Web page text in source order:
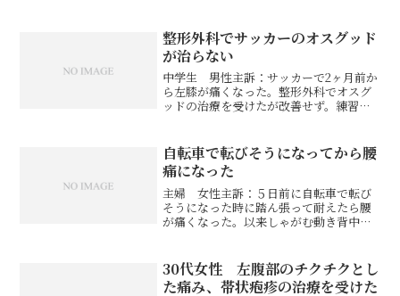
治るかも」と、そのままにしている方は
とても多いです。でも実は...
整形外科でサッカーのオスグッド
が治らない
中学生 男性主訴：サッカーで2ヶ月前か
ら左膝が痛くなった。整形外科でオスグ
ッドの治療を受けたが改善せず。練習に
に痛む。1回目状態：頭蓋骨が捻じれてい
たため、骨盤まで捻じ...
自転車で転びそうになってから腰
痛になった
主婦 女性主訴：５日前に自転車で転び
そうになった時に踏ん張って耐えたら腰
が痛くなった。以来しゃがむ動き背中を
なる。５日経つが改善しない。1回目状
態：右肩甲骨が挙がって巻...
30代女性 左腹部のチクチクとし
た痛み、帯状疱疹の治療を受けた